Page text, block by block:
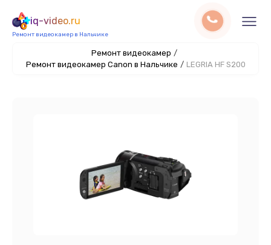
iq-video.ru
Ремонт видеокамер в Нальчике
Ремонт видеокамер /
Ремонт видеокамер Canon в Нальчике / LEGRIA HF S200